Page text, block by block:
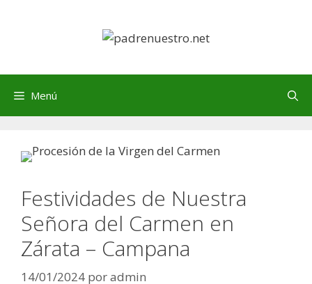
Menú
Festividades de Nuestra
Señora del Carmen en
Zárata – Campana
14/01/2024 poradmin